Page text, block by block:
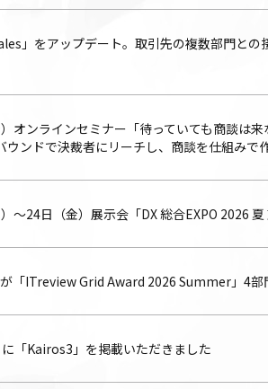
」をアップデート。取引先の複数部門と
オンラインセミナー「待っていても商談は
ウンドで決裁者にリーチし、商談を仕組みで
〜24日（金）展示会「DX 総合EXPO 2026
が「ITreview Grid Award 2026 Summer」4
に「Kairos3」を掲載いただきました